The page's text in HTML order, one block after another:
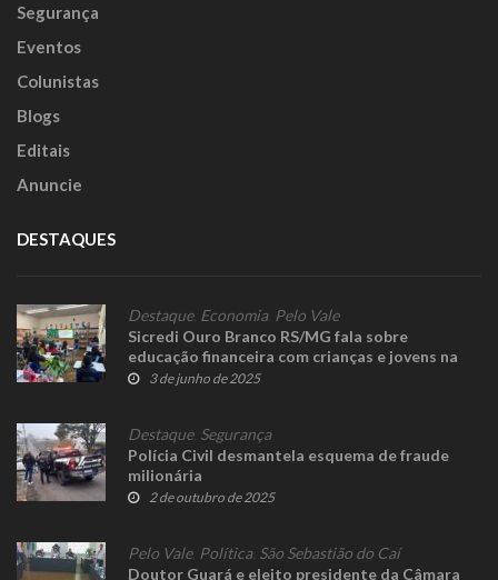
Segurança
Eventos
Colunistas
Blogs
Editais
Anuncie
DESTAQUES
Destaque, Economia, Pelo Vale
Sicredi Ouro Branco RS/MG fala sobre
educação financeira com crianças e jovens na
Semana ENEF
3 de junho de 2025
Destaque, Segurança
Polícia Civil desmantela esquema de fraude
milionária
2 de outubro de 2025
Pelo Vale, Política, São Sebastião do Caí
Doutor Guará e eleito presidente da Câmara